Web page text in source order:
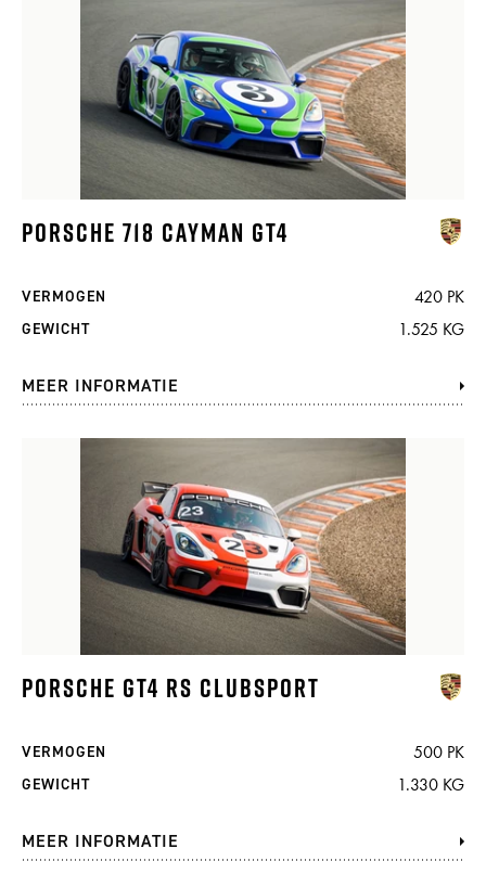
PORSCHE 718 CAYMAN GT4
VERMOGEN 420 PK
GEWICHT 1.525 KG
MEER INFORMATIE
PORSCHE GT4 RS CLUBSPORT
VERMOGEN 500 PK
GEWICHT 1.330 KG
MEER INFORMATIE